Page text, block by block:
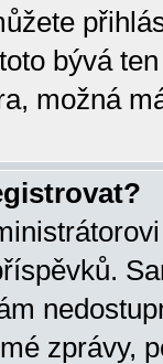
bývá
možná
zprávy,